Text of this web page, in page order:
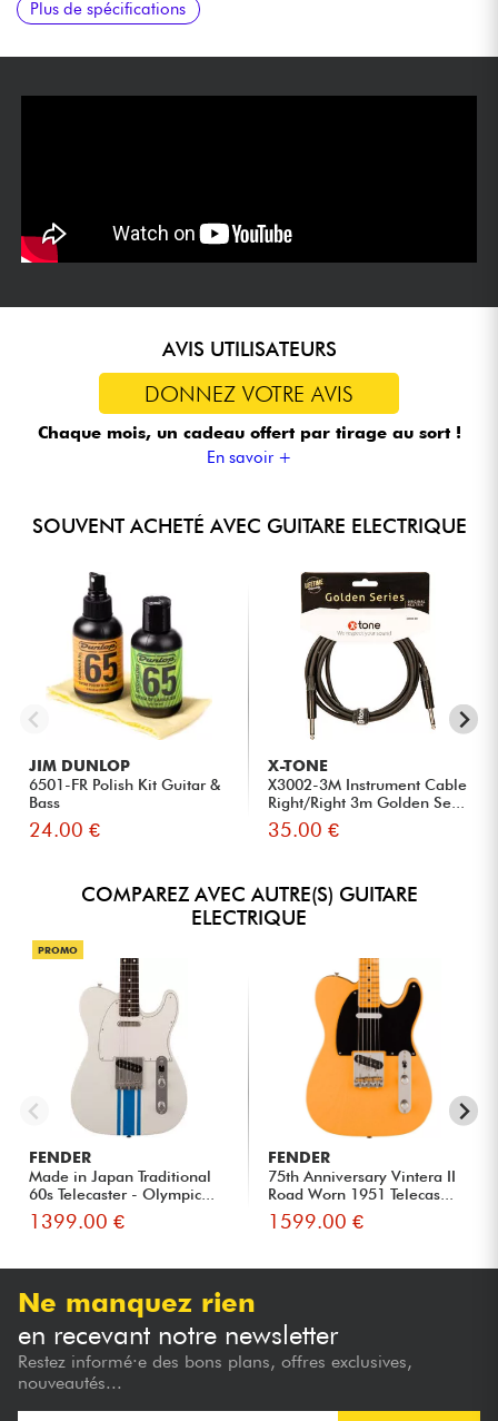
Steel Saddles
Plus de spécifications
AVIS UTILISATEURS
DONNEZ VOTRE AVIS
Chaque mois, un cadeau offert par tirage au sort !
En savoir +
SOUVENT ACHETÉ AVEC GUITARE ELECTRIQUE
JIM DUNLOP
6501-FR Polish Kit Guitar &
Bass
24.00 €
X-TONE
X3002-3M Instrument Cable
Right/Right 3m Golden Se...
35.00 €
COMPAREZ AVEC AUTRE(S) GUITARE
ELECTRIQUE
PROMO
FENDER
Made in Japan Traditional
60s Telecaster - Olympic...
1399.00 €
FENDER
75th Anniversary Vintera II
Road Worn 1951 Telecas...
1599.00 €
Ne manquez rien
en recevant notre newsletter
Restez informé·e des bons plans, offres exclusives,
nouveautés...